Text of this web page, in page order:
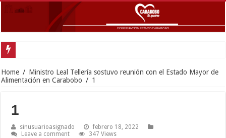
Home / Ministro Leal Tellería sostuvo reunión con el Estado Mayor de
Alimentación en Carabobo / 1
1
sinusuarioasignado
febrero 18, 2022
Leave a comment
347 Views